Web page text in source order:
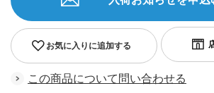
お気に入りに追加する
この商品について問い合わせる